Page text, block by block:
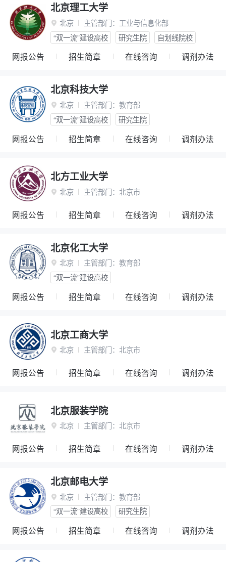
北京理工大学
 北京 主管部门： 工业与信息化部
“双一流”建设高校
研究生院 自划线院校
网报公告 招生简章 在线咨询 调剂办法
北京科技大学
 北京 主管部门： 教育部
“双一流”建设高校
研究生院
网报公告 招生简章 在线咨询 调剂办法
北方工业大学
 北京 主管部门： 北京市
网报公告 招生简章 在线咨询 调剂办法
北京化工大学
 北京 主管部门： 教育部
“双一流”建设高校
网报公告 招生简章 在线咨询 调剂办法
北京工商大学
 北京 主管部门： 北京市
网报公告 招生简章 在线咨询 调剂办法
北京服装学院
 北京 主管部门： 北京市
网报公告 招生简章 在线咨询 调剂办法
北京邮电大学
 北京 主管部门： 教育部
“双一流”建设高校
研究生院
网报公告 招生简章 在线咨询 调剂办法